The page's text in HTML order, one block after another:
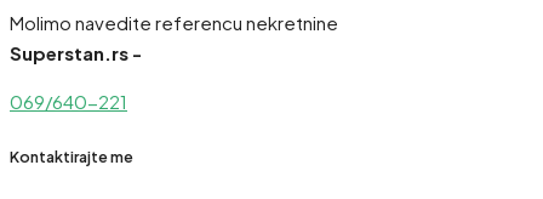
Molimo navedite referencu nekretnine
Superstan.rs -
069/640-221
Kontaktirajte me